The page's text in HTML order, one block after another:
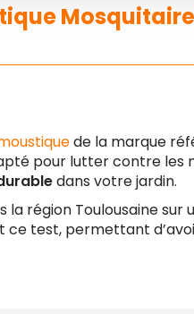
Mosquitaire
de la marque
pour lutter contre les
dans votre jardin.
la région Toulousaine sur
ce test, permettant